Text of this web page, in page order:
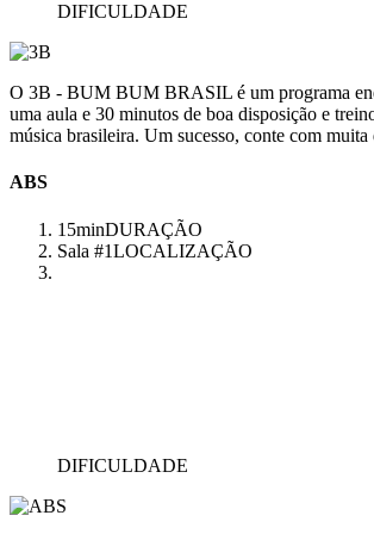
DIFICULDADE
O 3B - BUM BUM BRASIL é um programa
uma aula e 30 minutos de boa disposição e
música brasileira. Um sucesso, conte com muita
ABS
15minDURAÇÃO
Sala #1LOCALIZAÇÃO
DIFICULDADE